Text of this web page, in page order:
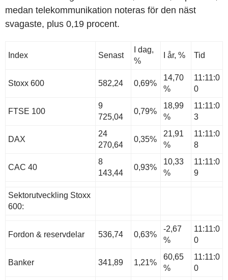
medan telekommunikation noteras för den näst
svagaste, plus 0,19 procent.
Index Senast
I dag,
%
I år, % Tid
Stoxx 600 582,24 0,69%
14,70
%
11:11:0
0
FTSE 100
9
725,04
0,79%
18,99
%
11:11:0
3
DAX
24
270,64
0,35%
21,91
%
11:11:0
8
CAC 40
8
143,44
0,93%
10,33
%
11:11:0
9
Sektorutveckling Stoxx
600:
Fordon & reservdelar 536,74 0,63%
-2,67
%
11:11:0
0
Banker 341,89 1,21%
60,65
%
11:11:0
0